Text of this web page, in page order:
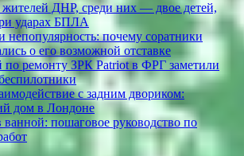
ДНР, среди них — двое детей,
ударах БПЛА
непопулярность: почему соратники
о его возможной отставке
по ремонту ЗРК Patriot в ФРГ заметили
с задним двориком:
дом в Лондоне
ванной: пошаговое руководство по